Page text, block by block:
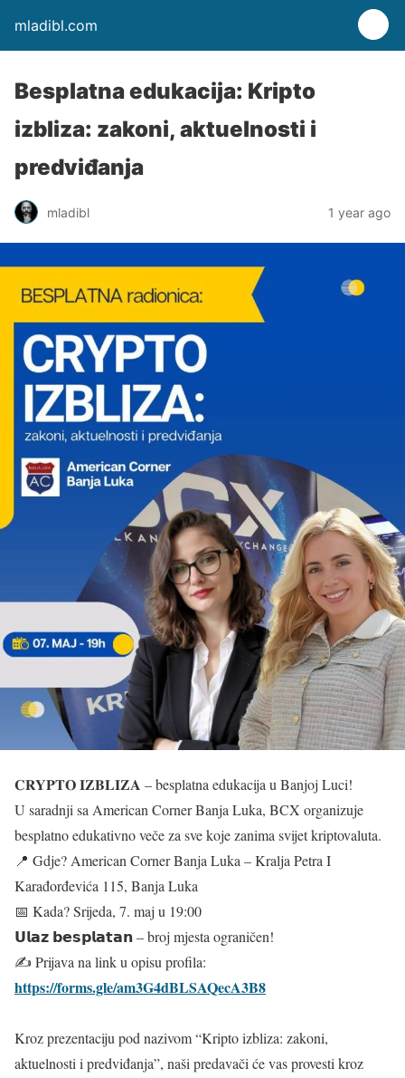
mladibl.com
Besplatna edukacija: Kripto
izbliza: zakoni, aktuelnosti i
predviđanja
mladibl 1 year ago
𝐂𝐑𝐘𝐏𝐓𝐎 𝐈𝐙𝐁𝐋𝐈𝐙𝐀 – besplatna edukacija u Banjoj Luci!
U saradnji sa American Corner Banja Luka, BCX organizuje
besplatno edukativno veče za sve koje zanima svijet kriptovaluta.
📍 Gdje? American Corner Banja Luka – Kralja Petra I
Karađorđevića 115, Banja Luka
📅 Kada? Srijeda, 7. maj u 19:00
𝗨𝗹𝗮𝘇 𝗯𝗲𝘀𝗽𝗹𝗮𝘁𝗮𝗻 – broj mjesta ograničen!
✍️ Prijava na link u opisu profila:
https://forms.gle/am3G4dBLSAQecA3B8
Kroz prezentaciju pod nazivom “Kripto izbliza: zakoni,
aktuelnosti i predviđanja”, naši predavači će vas provesti kroz